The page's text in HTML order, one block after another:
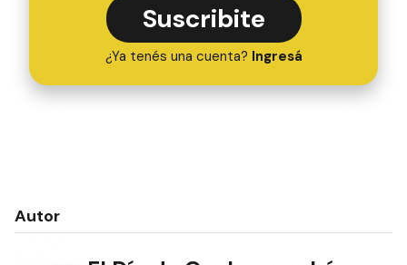
Suscribite
¿Ya tenés una cuenta? Ingresá
Autor